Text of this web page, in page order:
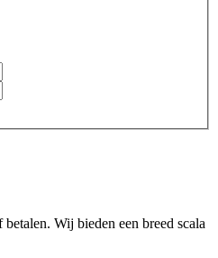
Wij bieden een breed scala